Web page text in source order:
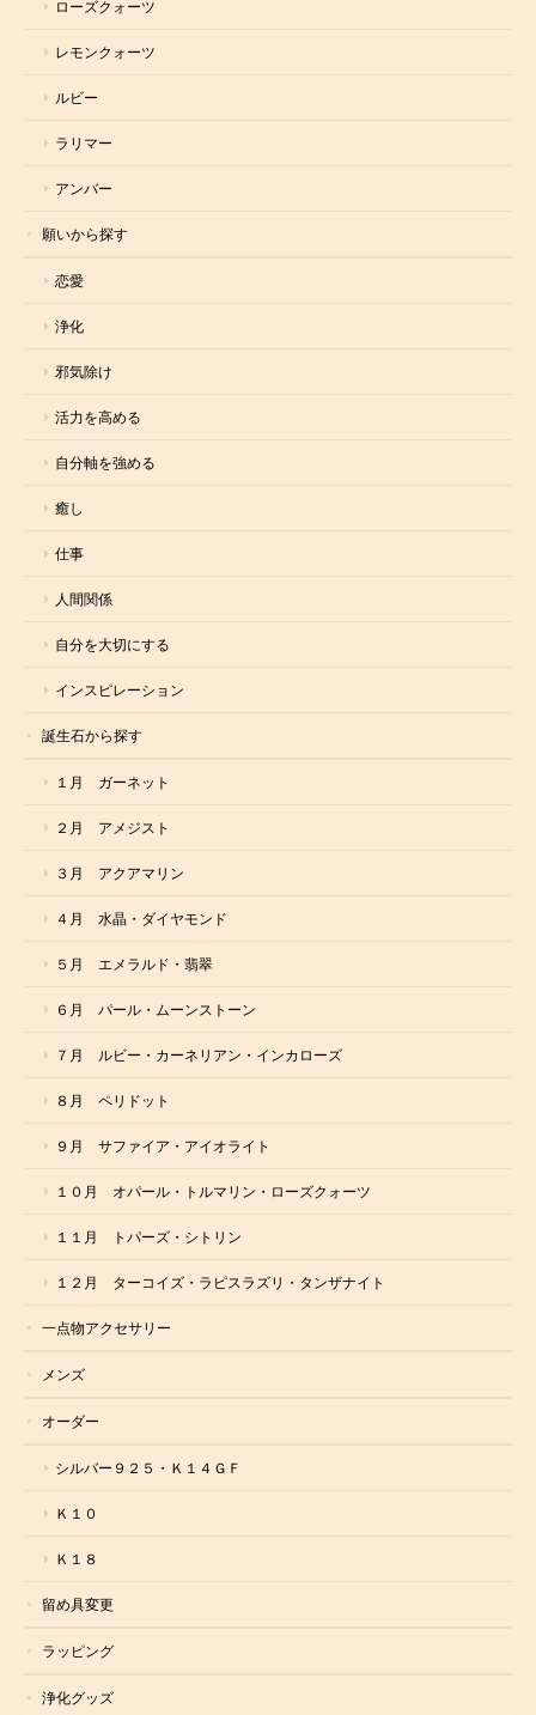
ローズクォーツ
レモンクォーツ
ルビー
ラリマー
アンバー
願いから探す
恋愛
浄化
邪気除け
活力を高める
自分軸を強める
癒し
仕事
人間関係
自分を大切にする
インスピレーション
誕生石から探す
１月 ガーネット
２月 アメジスト
３月 アクアマリン
４月 水晶・ダイヤモンド
５月 エメラルド・翡翠
６月 パール・ムーンストーン
７月 ルビー・カーネリアン・インカローズ
８月 ペリドット
９月 サファイア・アイオライト
１０月 オパール・トルマリン・ローズクォーツ
１１月 トパーズ・シトリン
１２月 ターコイズ・ラピスラズリ・タンザナイト
一点物アクセサリー
メンズ
オーダー
シルバー９２５・Ｋ１４ＧＦ
Ｋ１０
Ｋ１８
留め具変更
ラッピング
浄化グッズ